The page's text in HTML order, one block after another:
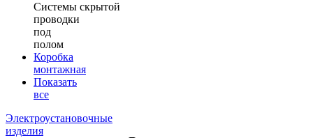
Системы скрытой
проводки
под
полом
Коробка
монтажная
Показать
все
Электроустановочные
изделия